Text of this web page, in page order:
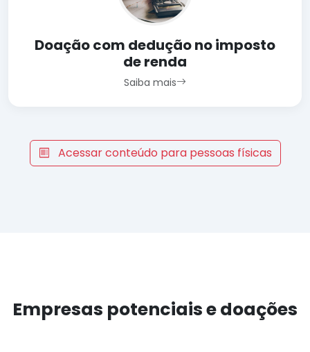
Doação com dedução no imposto
de renda
Saiba mais
Acessar conteúdo para pessoas físicas
Empresas potenciais e doações